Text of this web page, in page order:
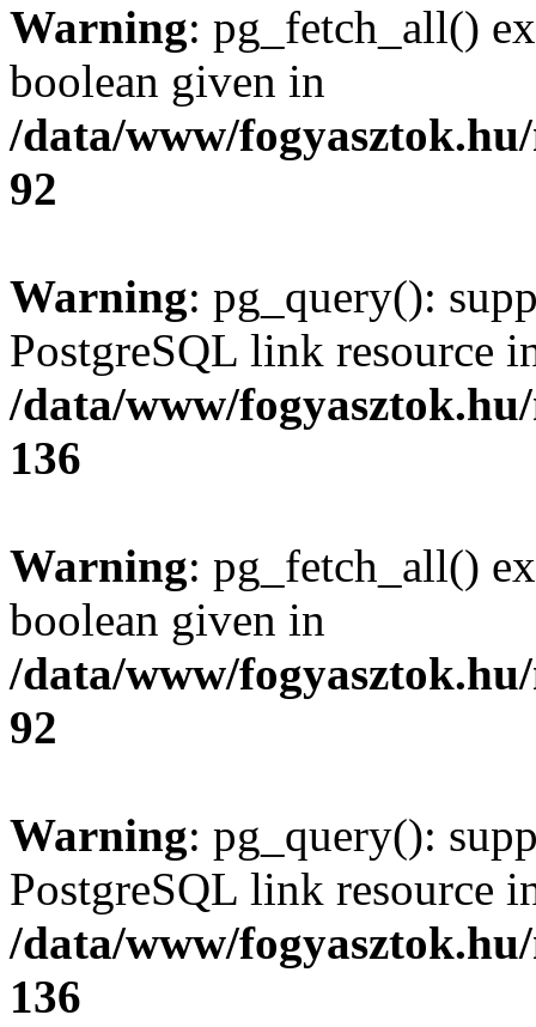
Warning: pg_fetch_all()
boolean given in
/data/www/
92
Warning: pg_query():
PostgreSQL link resource
/data/www/
136
Warning: pg_fetch_all()
boolean given in
/data/www/
92
Warning: pg_query():
PostgreSQL link resource
/data/www/
136